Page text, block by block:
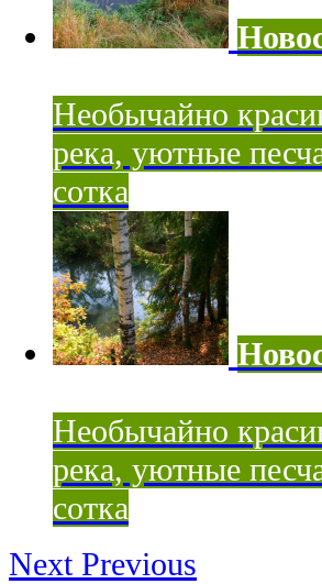
Необычайно
река, уютные
сотка
Необычайно
река, уютные
сотка
Next Previous